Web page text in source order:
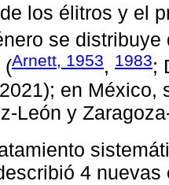
los élitros y el
se
(Arnett, 1953, 1983;
en México,
León y
4